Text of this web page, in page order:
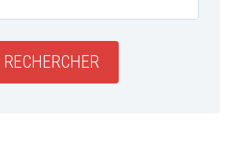
RECHERCHER